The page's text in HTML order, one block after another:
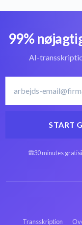
Konvertér
tekst
Lettisk
Arabisk AAC til
99%
AI-
START
30 minutes gratis
Transskription